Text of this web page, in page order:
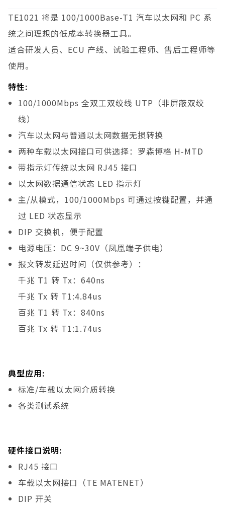
TE1021 将是 100/1000Base-T1 汽车以太网和 PC 系
统之间理想的低成本转换器工具。
适合研发人员、ECU 产线、试验工程师、售后工程师等
使用。
特性:
100/1000Mbps 全双工双绞线 UTP（非屏蔽双绞
线）
汽车以太网与普通以太网数据无损转换
两种车载以太网接口可供选择：罗森博格 H-MTD
带指示灯传统以太网 RJ45 接口
以太网数据通信状态 LED 指示灯
主/从模式，100/1000Mbps 可通过按键配置，并通
过 LED 状态显示
DIP 交换机，便于配置
电源电压：DC 9~30V（凤凰端子供电）
报文转发延迟时间（仅供参考）：
千兆 T1 转 Tx：640ns
千兆 Tx 转 T1:4.84us
百兆 T1 转 Tx：840ns
百兆 Tx 转 T1:1.74us
典型应用:
标准/车载以太网介质转换
各类测试系统
硬件接口说明:
RJ45 接口
车载以太网接口（TE MATENET）
DIP 开关